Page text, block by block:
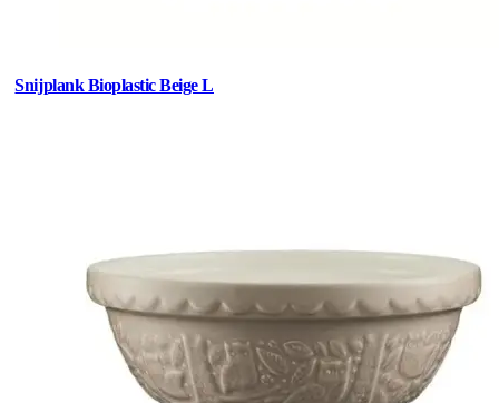
Snijplank Bioplastic Beige L